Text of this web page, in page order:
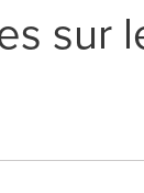
sur